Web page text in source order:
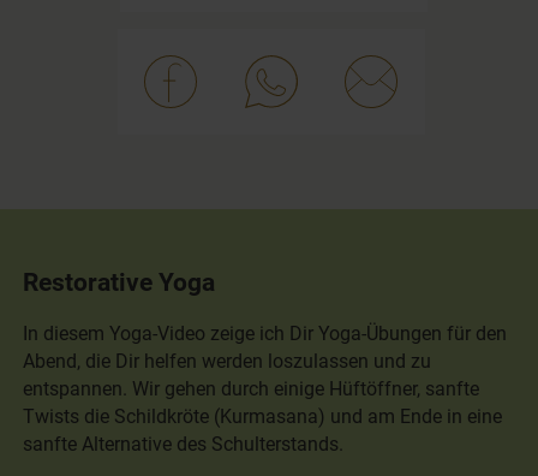
Restorative Yoga
In diesem Yoga-Video zeige ich Dir Yoga-Übungen für den
Abend, die Dir helfen werden loszulassen und zu
entspannen. Wir gehen durch einige Hüftöffner, sanfte
Twists die Schildkröte (Kurmasana) und am Ende in eine
sanfte Alternative des Schulterstands.